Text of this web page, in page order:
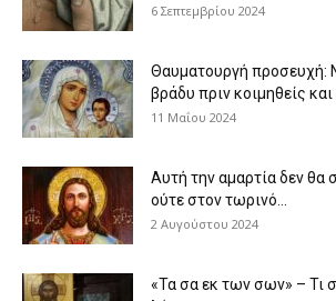
6 Σεπτεμβρίου 2024
Θαυματουργή προσευχή:
βράδυ πριν κοιμηθείς και
11 Μαΐου 2024
Αυτή την αμαρτία δεν θα
ούτε στον τωρινό...
2 Αυγούστου 2024
«Τα σα εκ των σων» – Τι